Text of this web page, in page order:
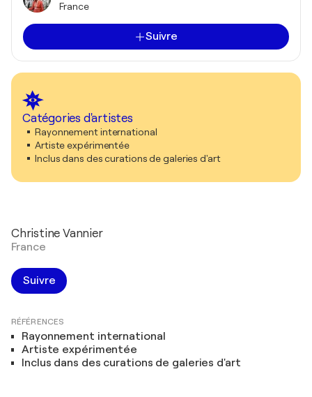
France
Suivre
Catégories d'artistes
Rayonnement international
Artiste expérimentée
Inclus dans des curations de galeries d'art
Christine Vannier
France
Suivre
RÉFÉRENCES
Rayonnement international
Artiste expérimentée
Inclus dans des curations de galeries d'art